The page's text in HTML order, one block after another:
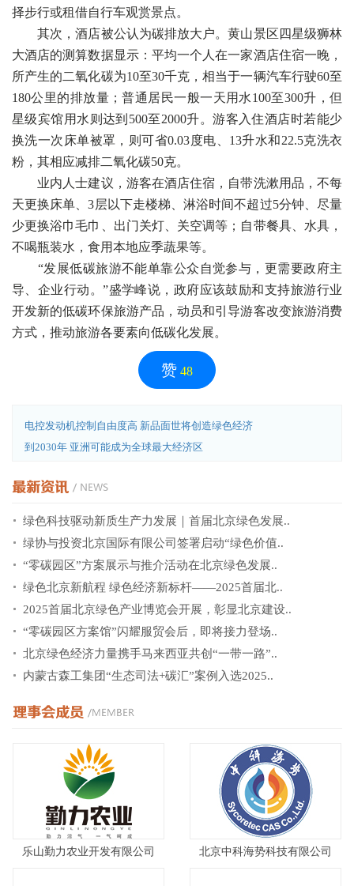
择步行或租借自行车观赏景点。
其次，酒店被公认为碳排放大户。黄山景区四星级狮林
大酒店的测算数据显示：平均一个人在一家酒店住宿一晚，
所产生的二氧化碳为10至30千克，相当于一辆汽车行驶60至
180公里的排放量；普通居民一般一天用水100至300升，但
星级宾馆用水则达到500至2000升。游客入住酒店时若能少
换洗一次床单被罩，则可省0.03度电、13升水和22.5克洗衣
粉，其相应减排二氧化碳50克。
业内人士建议，游客在酒店住宿，自带洗漱用品，不每
天更换床单、3层以下走楼梯、淋浴时间不超过5分钟、尽量
少更换浴巾毛巾、出门关灯、关空调等；自带餐具、水具，
不喝瓶装水，食用本地应季蔬果等。
“发展低碳旅游不能单靠公众自觉参与，更需要政府主
导、企业行动。”盛学峰说，政府应该鼓励和支持旅游行业
开发新的低碳环保旅游产品，动员和引导游客改变旅游消费
方式，推动旅游各要素向低碳化发展。
赞 48
电控发动机控制自由度高 新品面世将创造绿色经济
到2030年 亚洲可能成为全球最大经济区
绿色科技驱动新质生产力发展｜首届北京绿色发展..
绿协与投资北京国际有限公司签署启动“绿色价值..
“零碳园区”方案展示与推介活动在北京绿色发展..
绿色北京新航程 绿色经济新标杆——2025首届北..
2025首届北京绿色产业博览会开展，彰显北京建设..
“零碳园区方案馆”闪耀服贸会后，即将接力登场..
北京绿色经济力量携手马来西亚共创“一带一路”..
内蒙古森工集团“生态司法+碳汇”案例入选2025..
乐山勤力农业开发有限公司 北京中科海势科技有限公司